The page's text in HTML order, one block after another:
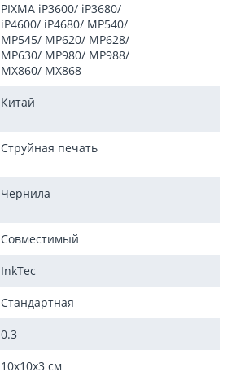
PIXMA iP3600/ iP3680/
iP4600/ iP4680/ MP540/
MP545/ MP620/ MP628/
MP630/ MP980/ MP988/
MX860/ MX868
Китай
Струйная печать
Чернила
Совместимый
InkTec
Стандартная
0.3
10x10x3 см